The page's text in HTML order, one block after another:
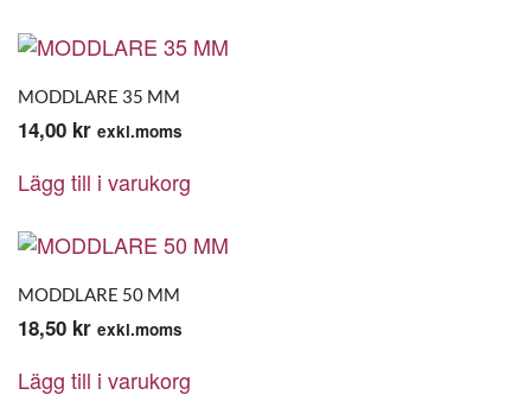
MODDLARE 35 MM
14,00 kr exkl.moms
Lägg till i varukorg
MODDLARE 50 MM
18,50 kr exkl.moms
Lägg till i varukorg